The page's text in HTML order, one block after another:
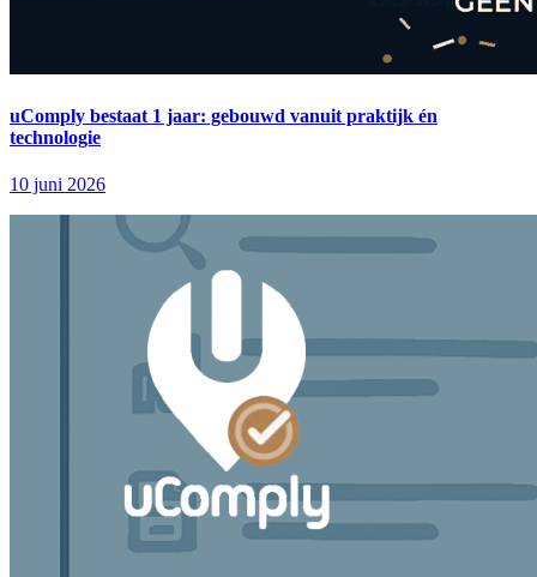
uComply bestaat 1 jaar: gebouwd vanuit praktijk én
technologie
10 juni 2026